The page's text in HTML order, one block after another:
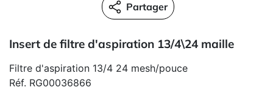
Partager
Insert de filtre d'aspiration 13/4\24 maille
Filtre d'aspiration 13/4 24 mesh/pouce
Réf. RG00036866